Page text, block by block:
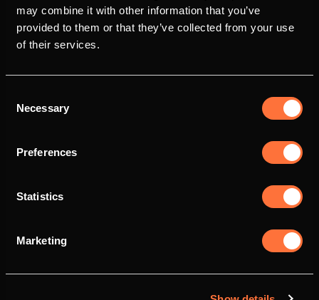
may combine it with other information that you’ve
provided to them or that they’ve collected from your use
of their services.
Selection
Necessary
Preferences
Statistics
Marketing